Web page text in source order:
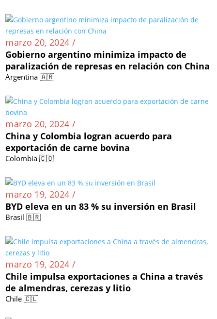
marzo 20, 2024 /
Gobierno argentino minimiza impacto de
paralización de represas en relación con China
Argentina 🇦🇷
marzo 20, 2024 /
China y Colombia logran acuerdo para
exportación de carne bovina
Colombia 🇨🇴
marzo 19, 2024 /
BYD eleva en un 83 % su inversión en Brasil
Brasil 🇧🇷
marzo 19, 2024 /
Chile impulsa exportaciones a China a través
de almendras, cerezas y litio
Chile 🇨🇱